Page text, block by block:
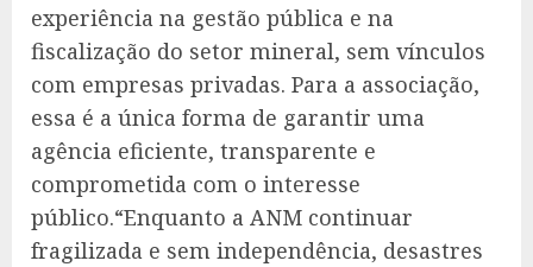
experiência na gestão pública e na
fiscalização do setor mineral, sem vínculos
com empresas privadas. Para a associação,
essa é a única forma de garantir uma
agência eficiente, transparente e
comprometida com o interesse
público.“Enquanto a ANM continuar
fragilizada e sem independência, desastres